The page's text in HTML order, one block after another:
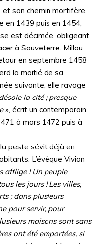
son chemin mortifère.
en 1439 puis en 1454,
est décimée, obligeant
à Sauveterre. Millau
en septembre 1458
la moitié de sa
suivante, elle ravage
la cité ; presque
», écrit un contemporain.
à mars 1472 puis à
peste sévit déjà en
L’évêque Vivian
afflige ! Un peuple
les jours ! Les villes,
; dans plusieurs
pour servir, pour
maisons sont sans
ont été emportées, si